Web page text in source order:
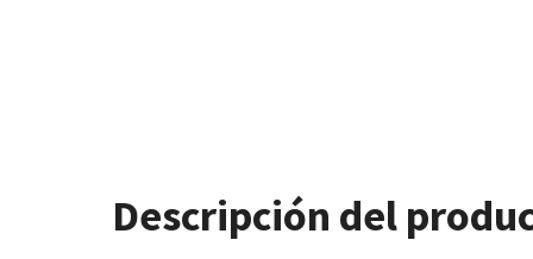
Descripción del